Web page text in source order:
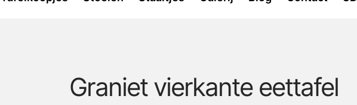
Graniet vierkante eettafel